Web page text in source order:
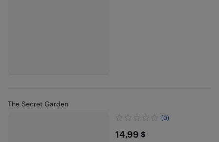
The Secret Garden
(0)
$14.99
14,99 $